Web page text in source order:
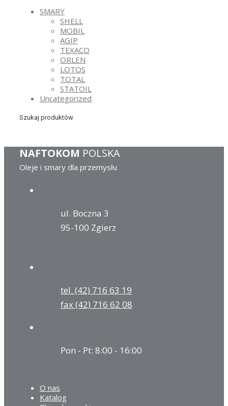
SMARY
SHELL
MOBIL
AGIP
TEXACO
ORLEN
LOTOS
TOTAL
STATOIL
Uncategorized
Szukaj produktów
NAFTOKOM POLSKA
Oleje i smary dla przemysłu
ul. Boczna 3
95-100 Zgierz
tel. (42) 716 63 19
fax (42) 716 62 08
Pon - Pt: 8:00 - 16:00
O nas
Katalog